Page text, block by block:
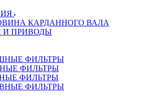
КАРДАННОГО ВАЛА
И ПРИВОДЫ
ФИЛЬТРЫ
ФИЛЬТРЫ
ФИЛЬТРЫ
ФИЛЬТРЫ